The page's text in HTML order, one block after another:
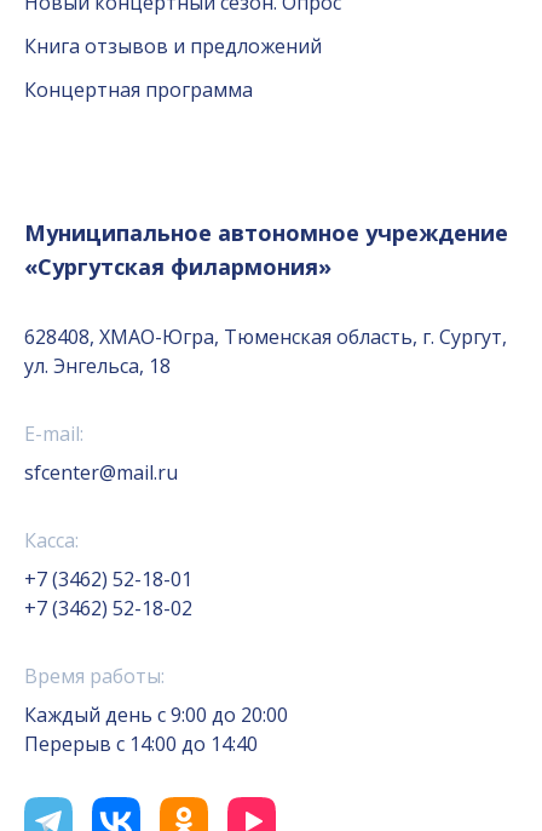
Книга отзывов и предложений
Концертная программа
Муниципальное автономное учреждение
«Сургутская филармония»
628408, ХМАО-Югра, Тюменская область, г. Сургут,
ул. Энгельса, 18
E-mail:
sfcenter@mail.ru
Касса:
+7 (3462) 52-18-01
+7 (3462) 52-18-02
Время работы:
Каждый день с 9:00 до 20:00
Перерыв с 14:00 до 14:40